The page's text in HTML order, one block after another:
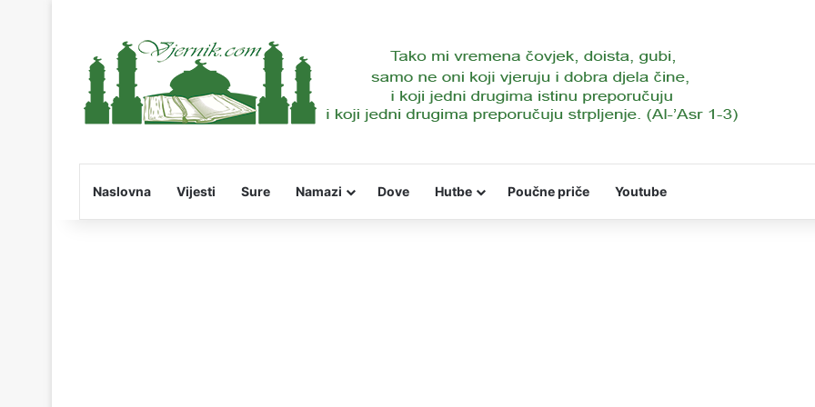
Naslovna Vijesti Sure Namazi Dove Hutbe Poučne priče Youtube